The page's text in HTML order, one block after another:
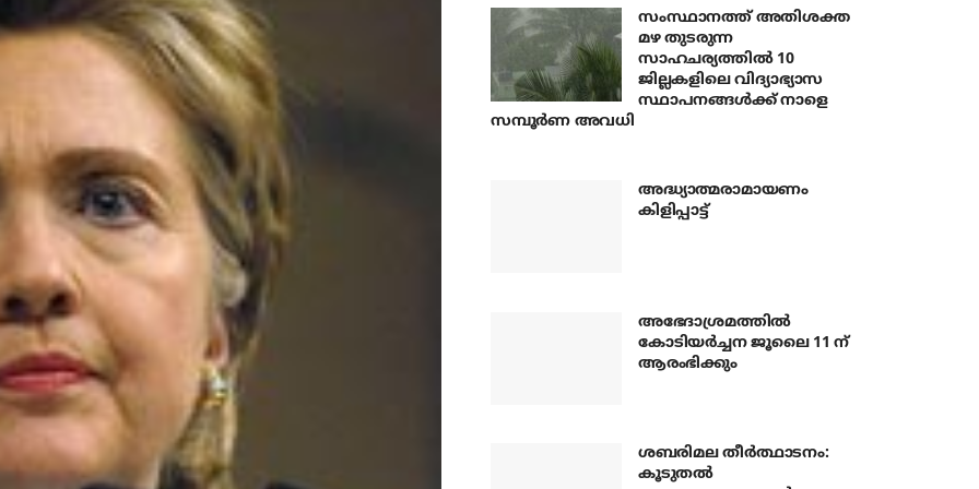
സംസ്ഥാനത്ത് അതിശക്ത
മഴ തുടരുന്ന
സാഹചര്യത്തിൽ 10
ജില്ലകളിലെ വിദ്യാഭ്യാസ
സ്ഥാപനങ്ങൾക്ക് നാളെ
സമ്പൂർണ അവധി
അദ്ധ്യാത്മരാമായണം
കിളിപ്പാട്ട്
അഭേദാശ്രമത്തില്‍
കോടിയര്‍ച്ചന ജൂലൈ 11 ന്
ആരംഭിക്കും
ശബരിമല തീര്‍ത്ഥാടനം:
കൂടുതല്‍